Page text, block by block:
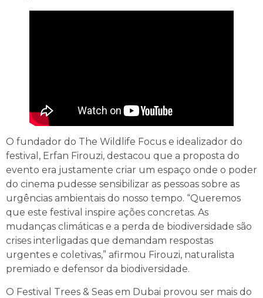
O fundador do The Wildlife Focus e idealizador do
festival, Erfan Firouzi, destacou que a proposta do
evento era justamente criar um espaço onde o poder
do cinema pudesse sensibilizar as pessoas sobre as
urgências ambientais do nosso tempo. “Queremos
que este festival inspire ações concretas. As
mudanças climáticas e a perda de biodiversidade são
crises interligadas que demandam respostas
urgentes e coletivas,” afirmou Firouzi, naturalista
premiado e defensor da biodiversidade.
O Festival Trees & Seas em Dubai provou ser mais do